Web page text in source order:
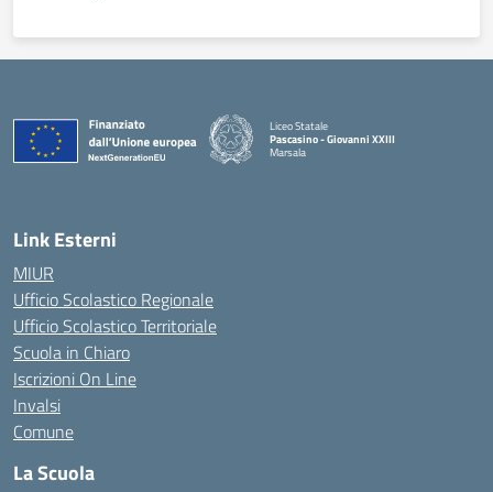
Liceo Statale
Pascasino - Giovanni XXIII
Marsala
Link Esterni
MIUR
Ufficio Scolastico Regionale
Ufficio Scolastico Territoriale
Scuola in Chiaro
Iscrizioni On Line
Invalsi
Comune
La Scuola